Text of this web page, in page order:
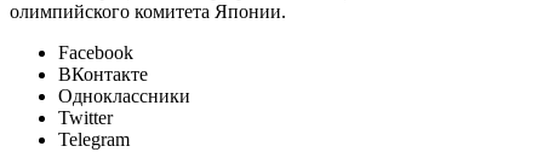
олимпийского комитета Японии.
Facebook
ВКонтакте
Одноклассники
Twitter
Telegram